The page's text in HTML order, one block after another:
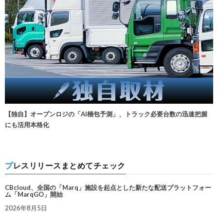
【独自】オープンロジの「AI梱包予測」、トラック必要台数の迅速把握
にも活用本格化
プレスリリースまとめてチェック
CBcloud、全国の「Marq」施設を起点とした新たな配送プラットフォー
ム「MarqGO」開始
2026年8月5日